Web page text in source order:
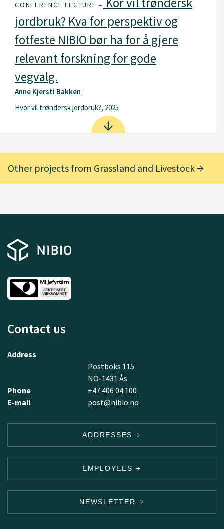
CONFERENCE LECTURE –
jordbruk? Kva for perspektiv og
fotfeste NIBIO bør ha for å gjere
relevant forskning for gode
vegvalg.
Anne Kjersti Bakken
Hvor vil trøndersk jordbruk?, 2025
Other projects from Grassland and Livestock
Contact us
Address
Postboks 115
NO-1431 Ås
Phone
+47 406 04 100
E-mail
post@nibio.no
ADDRESSES
EMPLOYEES
NEWSLETTER